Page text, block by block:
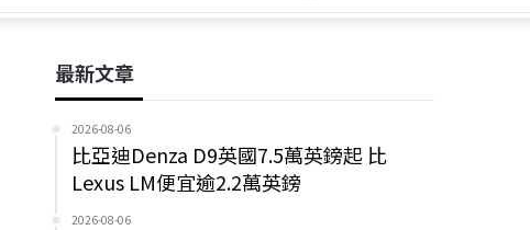
最新文章
2026-08-06
比亞迪Denza D9英國7.5萬英鎊起 比
Lexus LM便宜逾2.2萬英鎊
2026-08-06